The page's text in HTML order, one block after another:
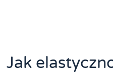
Jak